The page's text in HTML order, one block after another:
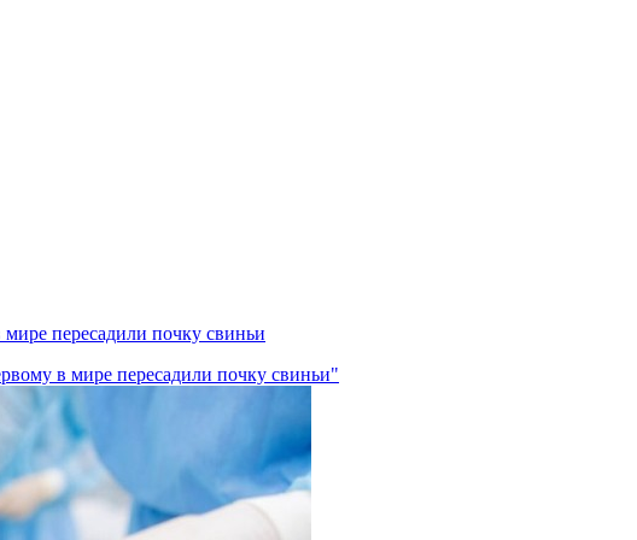
пересадили почку свиньи
в мире пересадили почку свиньи"